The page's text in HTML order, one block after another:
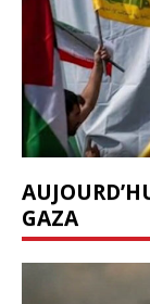
GAZA